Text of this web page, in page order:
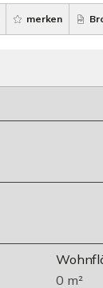
merken
0 m²